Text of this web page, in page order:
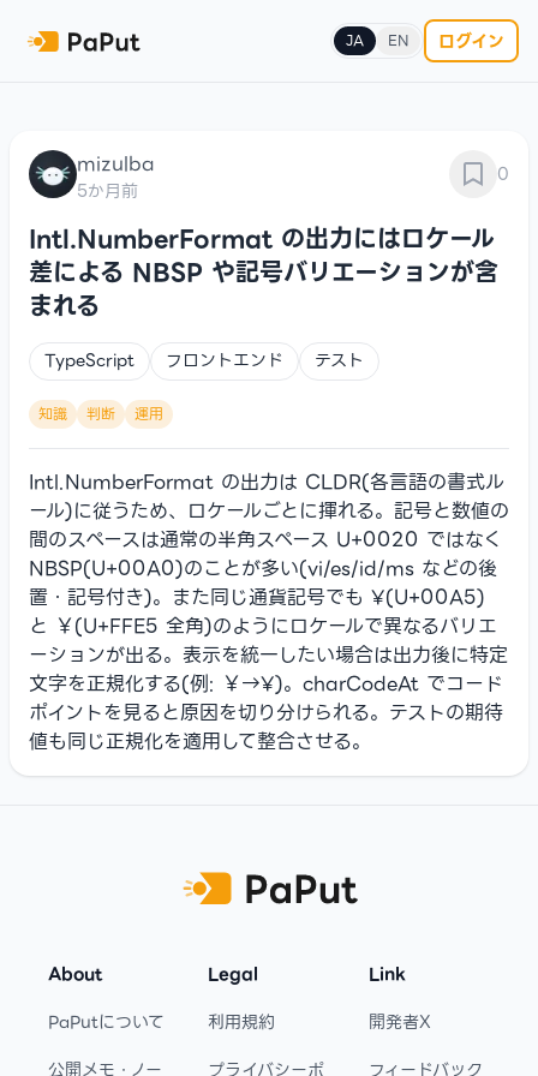
JA EN ログイン
mizulba
5か月前
0
Intl.NumberFormat の出力にはロケール
差による NBSP や記号バリエーションが含
まれる
TypeScript フロントエンド テスト
知識 判断 運用
Intl.NumberFormat の出力は CLDR(各言語の書式ル
ール)に従うため、ロケールごとに揮れる。記号と数値の
間のスペースは通常の半角スペース U+0020 ではなく
NBSP(U+00A0)のことが多い(vi/es/id/ms などの後
置・記号付き)。また同じ通貨記号でも ¥(U+00A5)
と ￥(U+FFE5 全角)のようにロケールで異なるバリエ
ーションが出る。表示を統一したい場合は出力後に特定
文字を正規化する(例: ￥→¥)。charCodeAt でコード
ポイントを見ると原因を切り分けられる。テストの期待
値も同じ正規化を適用して整合させる。
About
PaPutについて
公開メモ・ノー
Legal
利用規約
プライバシーポ
Link
開発者X
フィードバック